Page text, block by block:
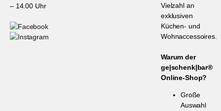
– 14.00 Uhr
Vielzahl an
exklusiven
Küchen- und
Wohnaccessoires.
Warum der
ge|schenk|bar®
Online-Shop?
Große
Auswahl